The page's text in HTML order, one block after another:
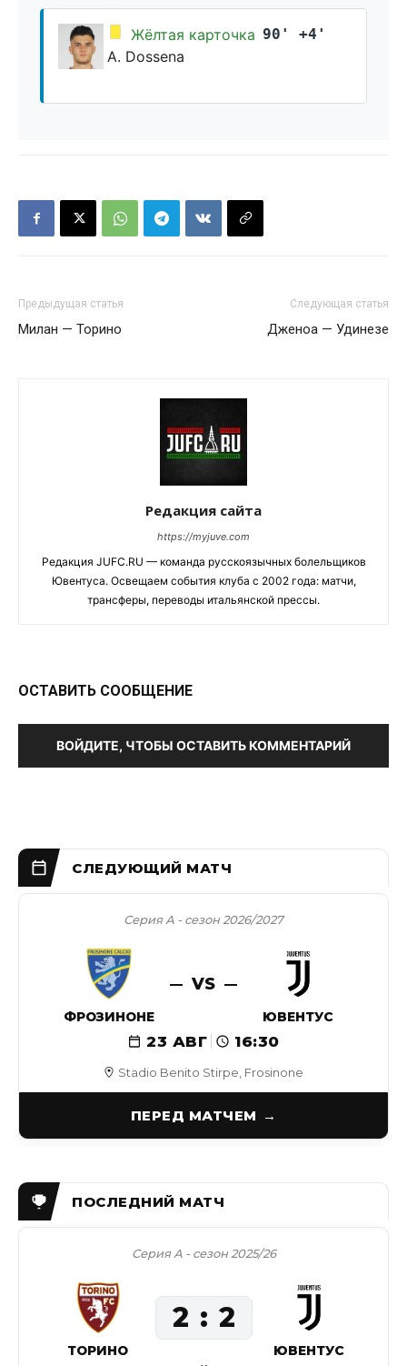
Жёлтая карточка 90' +4'
A. Dossena
Предыдущая статья
Милан — Торино
Следующая статья
Дженоа — Удинезе
Редакция сайта
https://myjuve.com
Редакция JUFC.RU — команда русскоязычных болельщиков
Ювентуса. Освещаем события клуба с 2002 года: матчи,
трансферы, переводы итальянской прессы.
ОСТАВИТЬ СООБЩЕНИЕ
ВОЙДИТЕ, ЧТОБЫ ОСТАВИТЬ КОММЕНТАРИЙ
Stadio Benito Stirpe, Frosinone
Серия А - сезон 2026/2027
ФРОЗИНОНЕ
VS
ЮВЕНТУС
23 АВГ 16:30
ПЕРЕД МАТЧЕМ
Серия А - сезон 2025/26
ТОРИНО
2 2
ЮВЕНТУС